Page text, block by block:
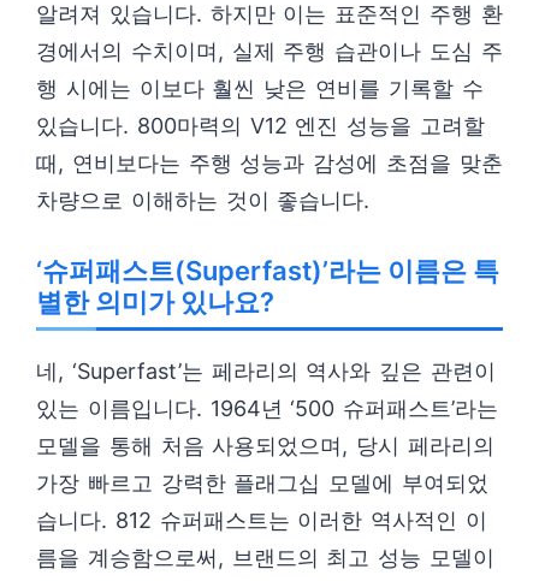
알려져 있습니다. 하지만 이는 표준적인 주행 환
경에서의 수치이며, 실제 주행 습관이나 도심 주
행 시에는 이보다 훨씬 낮은 연비를 기록할 수
있습니다. 800마력의 V12 엔진 성능을 고려할
때, 연비보다는 주행 성능과 감성에 초점을 맞춘
차량으로 이해하는 것이 좋습니다.
‘슈퍼패스트(Superfast)’라는 이름은 특
별한 의미가 있나요?
네, ‘Superfast’는 페라리의 역사와 깊은 관련이
있는 이름입니다. 1964년 ‘500 슈퍼패스트’라는
모델을 통해 처음 사용되었으며, 당시 페라리의
가장 빠르고 강력한 플래그십 모델에 부여되었
습니다. 812 슈퍼패스트는 이러한 역사적인 이
름을 계승함으로써, 브랜드의 최고 성능 모델이